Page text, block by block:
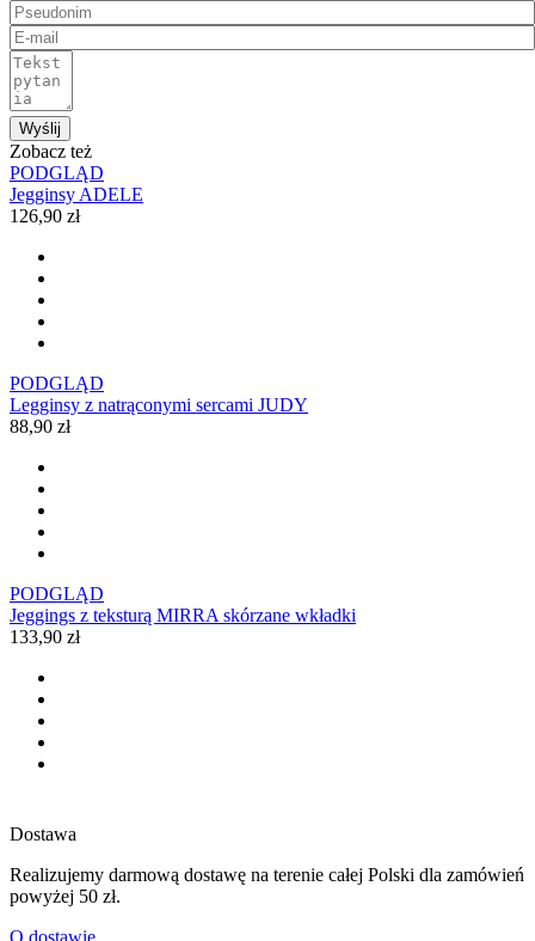
Wyślij
Zobacz też
PODGLĄD
Jegginsy ADELE
126,90 zł
PODGLĄD
Legginsy z natrąconymi sercami JUDY
88,90 zł
PODGLĄD
Jeggings z teksturą MIRRA skórzane wkładki
133,90 zł
Dostawa
Realizujemy darmową dostawę na terenie całej Polski dla zamówień
powyżej 50 zł.
O dostawie